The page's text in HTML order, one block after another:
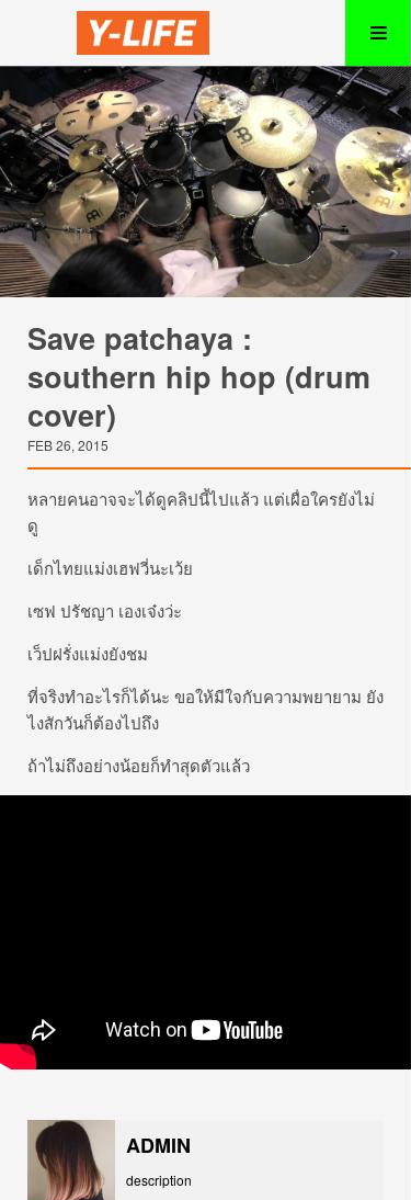
Save patchaya :
southern hip hop (drum
cover)
FEB 26, 2015
หลายคนอาจจะได้ดูคลิปนี้ไปแล้ว แต่เผื่อใครยังไม่
ดู
เด็กไทยแม่งเฮฟวี่นะเว้ย
เซฟ ปรัชญา เองเจ๋งว่ะ
เว็ปฝรั่งแม่งยังชม
ที่จริงทำอะไรก็ได้นะ ขอให้มีใจกับความพยายาม ยัง
ไงสักวันก็ต้องไปถึง
ถ้าไม่ถึงอย่างน้อยก็ทำสุดตัวแล้ว
ADMIN
description